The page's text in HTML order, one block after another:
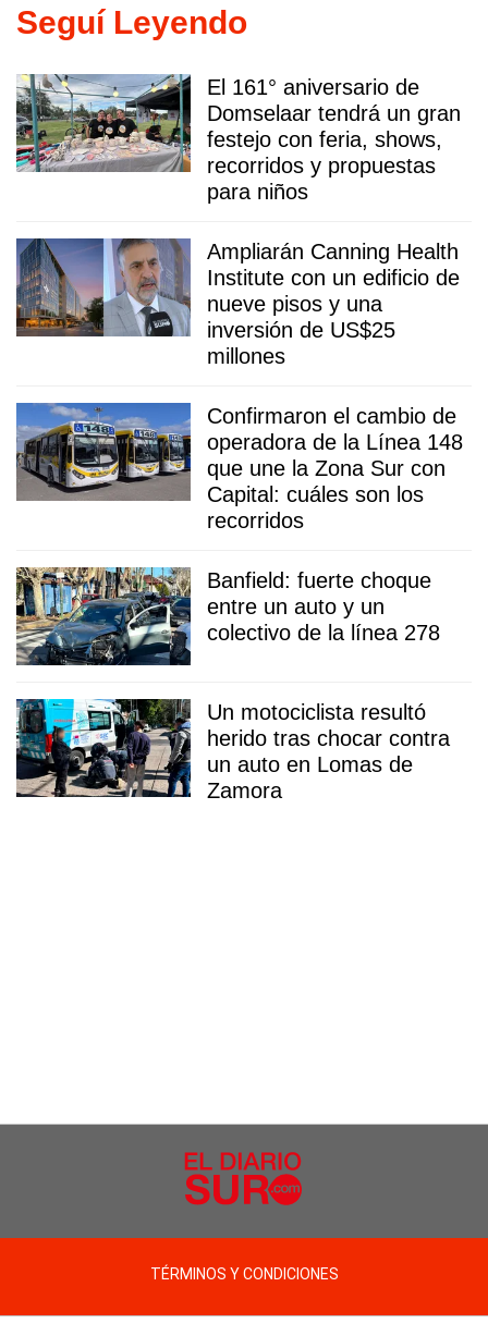
Seguí Leyendo
El 161° aniversario de
Domselaar tendrá un gran
festejo con feria, shows,
recorridos y propuestas
para niños
Ampliarán Canning Health
Institute con un edificio de
nueve pisos y una
inversión de US$25
millones
Confirmaron el cambio de
operadora de la Línea 148
que une la Zona Sur con
Capital: cuáles son los
recorridos
Banfield: fuerte choque
entre un auto y un
colectivo de la línea 278
Un motociclista resultó
herido tras chocar contra
un auto en Lomas de
Zamora
TÉRMINOS Y CONDICIONES